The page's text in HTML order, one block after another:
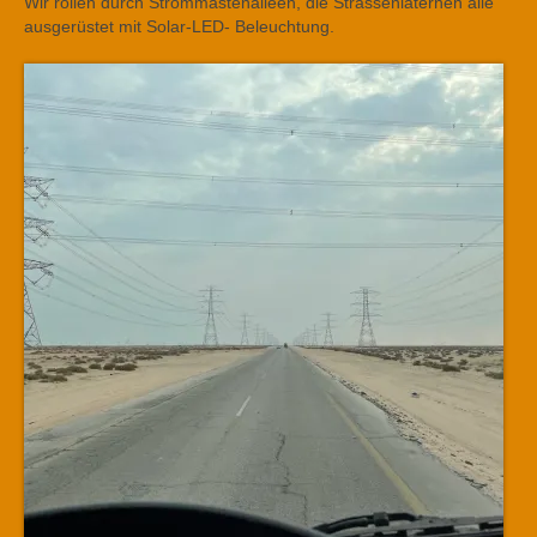
ausgerüstet mit Solar-LED- Beleuchtung.